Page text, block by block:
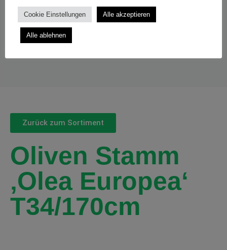
Zurück zum Sortiment
Oliven Stamm
‚Olea Europea‘
T34/170cm
Cookie Einstellungen Alle akzeptieren
Alle ablehnen